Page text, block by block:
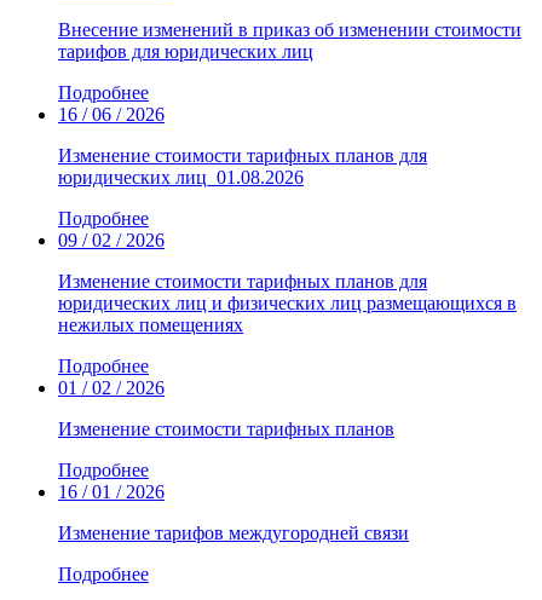
Внесение изменений в приказ об изменении стоимости
тарифов для юридических лиц
Подробнее
16 / 06 / 2026
Изменение стоимости тарифных планов для
юридических лиц_01.08.2026
Подробнее
09 / 02 / 2026
Изменение стоимости тарифных планов для
юридических лиц и физических лиц размещающихся в
нежилых помещениях
Подробнее
01 / 02 / 2026
Изменение стоимости тарифных планов
Подробнее
16 / 01 / 2026
Изменение тарифов междугородней связи
Подробнее